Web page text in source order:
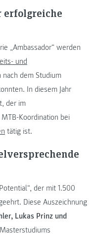
erfolgreiche
„Ambassador“ werden
und
dem Studium
In diesem Jahr
der im
Koordination bei
tätig ist.
der mit 1.500
Diese Auszeichnung
Lukas Prinz und